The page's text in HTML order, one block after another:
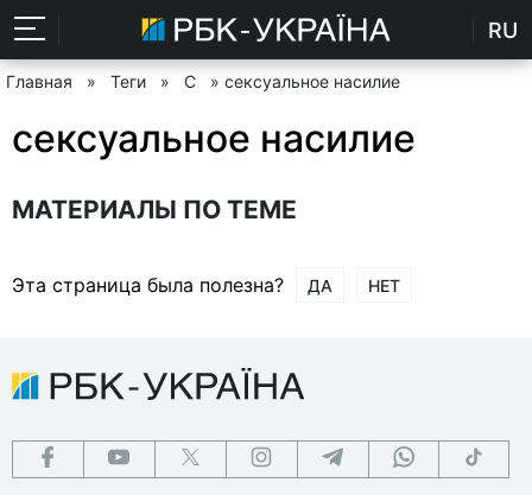
RU
Главная » Теги » С » сексуальное насилие
сексуальное насилие
МАТЕРИАЛЫ ПО ТЕМЕ
Эта страница была полезна? ДА НЕТ